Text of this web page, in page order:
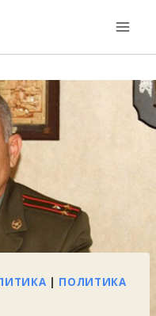
ПОЛИТИКА